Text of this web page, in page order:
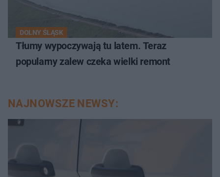
DOLNY ŚLĄSK
Tłumy wypoczywają tu latem. Teraz
popularny zalew czeka wielki remont
NAJNOWSZE NEWSY: